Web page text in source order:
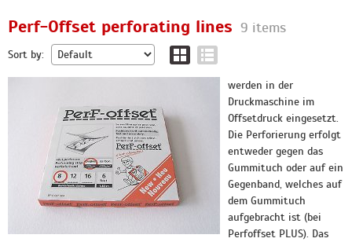
Perf-Offset perforating lines 9 items
Sort by:
werden in der
Druckmaschine im
Offsetdruck eingesetzt.
Die Perforierung erfolgt
entweder gegen das
Gummituch oder auf ein
Gegenband, welches auf
dem Gummituch
aufgebracht ist (bei
Perfoffset PLUS). Das